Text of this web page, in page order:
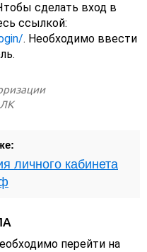
сделать вход в
ссылкой:
. Необходимо ввести
личного кабинета
перейти на